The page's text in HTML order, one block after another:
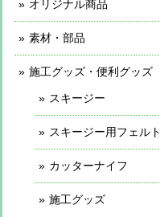
オリジナル商品
素材・部品
施工グッズ・便利グッズ
スキージー
スキージー用フェルト
カッターナイフ
施工グッズ